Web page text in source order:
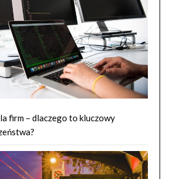
firm – dlaczego to kluczowy